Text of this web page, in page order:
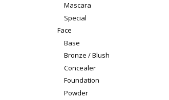
Mascara
Special
Face
Base
Bronze / Blush
Concealer
Foundation
Powder